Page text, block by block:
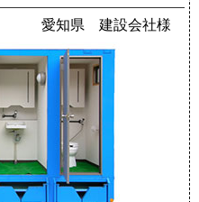
愛知県 建設会社様